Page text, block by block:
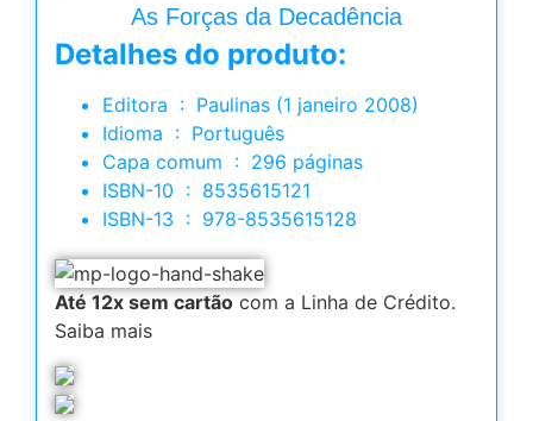
As Forças da Decadência
Detalhes do produto:
Editora ‏ : ‎ Paulinas (1 janeiro 2008)
Idioma ‏ : ‎ Português
Capa comum ‏ : ‎ 296 páginas
ISBN-10 ‏ : ‎ 8535615121
ISBN-13 ‏ : ‎ 978-8535615128
Até 12x sem cartão com a Linha de Crédito.
Saiba mais